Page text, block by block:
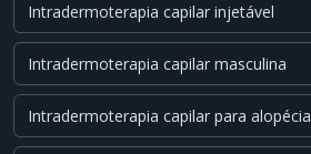
Intradermoterapia capilar injetável
Intradermoterapia capilar masculina
Intradermoterapia capilar para alopécia